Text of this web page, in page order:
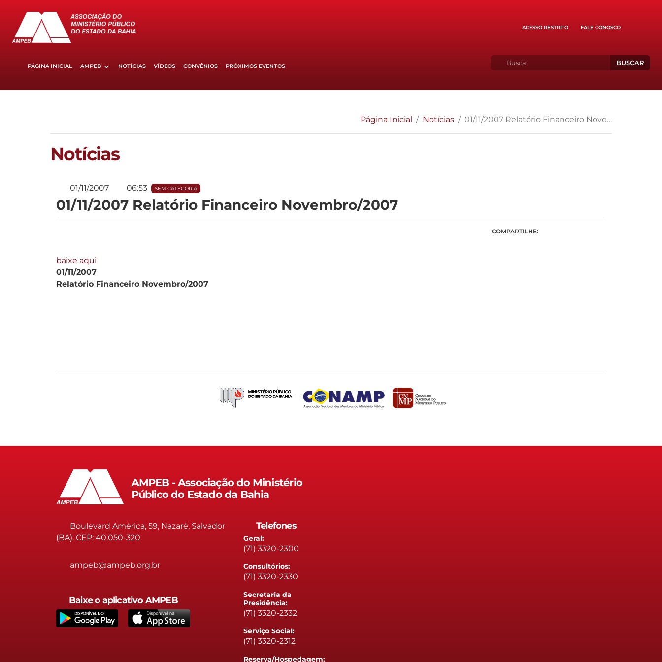
ACESSO RESTRITO FALE CONOSCO
PÁGINA INICIAL AMPEB NOTÍCIAS VÍDEOS CONVÊNIOS PRÓXIMOS EVENTOS BUSCAR
Página Inicial Notícias 01/11/2007 Relatório Financeiro Novembro/2007
Notícias
01/11/2007 06:53 SEM CATEGORIA
01/11/2007 Relatório Financeiro Novembro/2007
COMPARTILHE:
baixe aqui
01/11/2007
Relatório Financeiro Novembro/2007
AMPEB - Associação do Ministério
Público do Estado da Bahia
Boulevard América, 59, Nazaré, Salvador
(BA). CEP: 40.050-320
ampeb@ampeb.org.br
Baixe o aplicativo AMPEB
Telefones
Geral:
(71) 3320-2300
Consultórios:
(71) 3320-2330
Secretaria da
Presidência:
(71) 3320-2332
Serviço Social:
(71) 3320-2312
Reserva/Hospedagem: